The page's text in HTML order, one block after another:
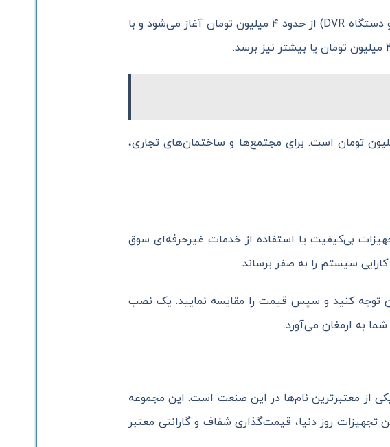
در سال ۱۴۰۴، قیمت نصب یک سیستم دوربین مداربسته ساده (شامل ۲ دوربین آنالوگ و دستگاه DVR) از حدود ۴ میلیون تومان آغاز می‌شود و با
معمول برای منازل، بین ۷ تا ۱۲ میلیون تومان است. برای مجتمع‌ها و ساختمان‌های تجاری،
بی‌کیفیت یا استفاده از خدمات غیرحرفه‌ای سوق
سیستم را به صفر برساند.
توجه کنید و سپس قیمت را مقایسه نمایید. یک نصب
به ارمغان می‌آورد.
از معتبرترین نام‌ها در این صنعت است. این مجموعه
روز دنیا، قیمت‌گذاری شفاف و گارانتی معتبر